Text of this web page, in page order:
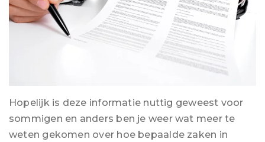
Hopelijk is deze informatie nuttig geweest voor
sommigen en anders ben je weer wat meer te
weten gekomen over hoe bepaalde zaken in